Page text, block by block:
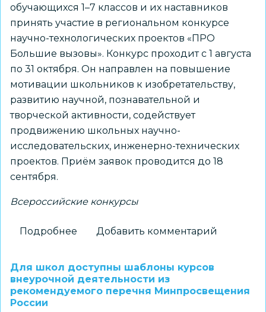
обучающихся 1–7 классов и их наставников
принять участие в региональном конкурсе
научно-технологических проектов «ПРО
Большие вызовы». Конкурс проходит с 1 августа
по 31 октября. Он направлен на повышение
мотивации школьников к изобретательству,
развитию научной, познавательной и
творческой активности, содействует
продвижению школьных научно-
исследовательских, инженерно-технических
проектов. Приём заявок проводится до 18
сентября.
Всероссийские конкурсы
Подробнее
7
классов
Добавить комментарий
Для школ доступны шаблоны курсов
внеурочной деятельности из
рекомендуемого перечня Минпросвещения
России